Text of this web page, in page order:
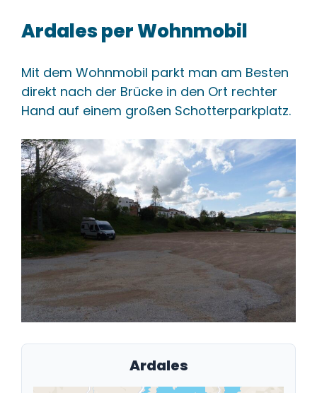
Ardales per Wohnmobil
Mit dem Wohnmobil parkt man am Besten
direkt nach der Brücke in den Ort rechter
Hand auf einem großen Schotterparkplatz.
Ardales